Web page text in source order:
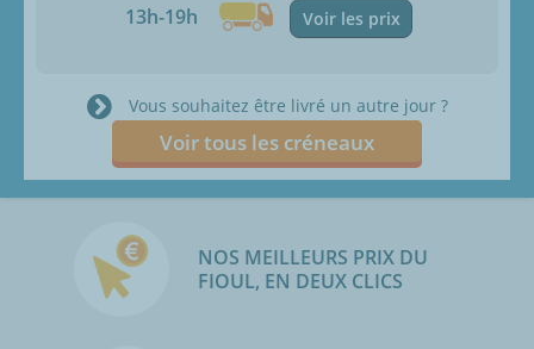
13h-19h Voir les prix
Vous souhaitez être livré un autre jour ?
Voir tous les créneaux
NOS MEILLEURS PRIX DU
FIOUL, EN DEUX CLICS